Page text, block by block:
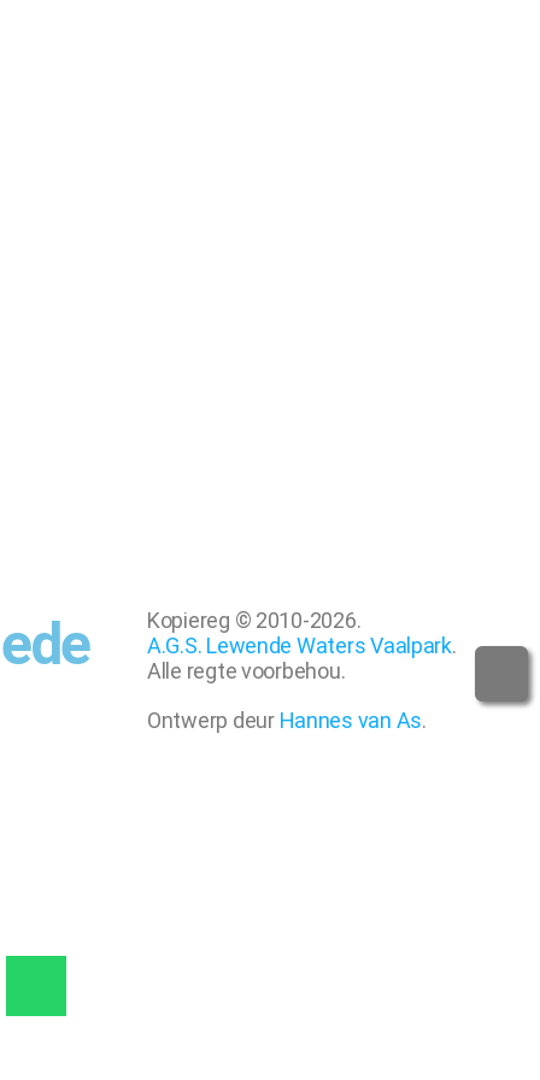
Kopiereg © 2010-2026.
A.G.S. Lewende Waters Vaalpark.
Alle regte voorbehou.
Ontwerp deur Hannes van As.